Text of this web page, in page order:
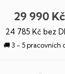
29 990 Kč
24 785 Kč bez
🚚 3 - 5 pracovních